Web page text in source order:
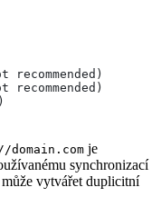
je
synchronizací
vytvářet duplicitní